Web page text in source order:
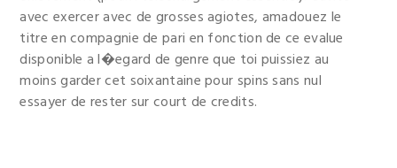
avec exercer avec de grosses agiotes, amadouez le
titre en compagnie de pari en fonction de ce evalue
disponible a l�egard de genre que toi puissiez au
moins garder cet soixantaine pour spins sans nul
essayer de rester sur court de credits.